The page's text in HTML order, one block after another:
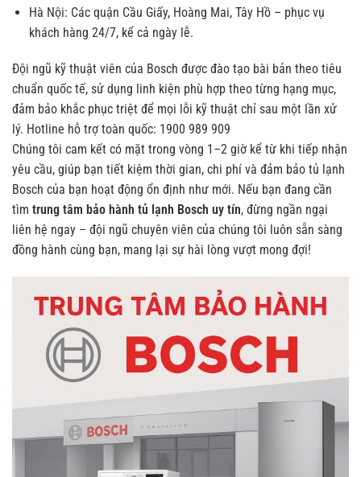
Hà Nội: Các quận Cầu Giấy, Hoàng Mai, Tây Hồ – phục vụ
khách hàng 24/7, kể cả ngày lễ.
Đội ngũ kỹ thuật viên của Bosch được đào tạo bài bản theo tiêu
chuẩn quốc tế, sử dụng linh kiện phù hợp theo từng hạng mục,
đảm bảo khắc phục triệt để mọi lỗi kỹ thuật chỉ sau một lần xử
lý. Hotline hỗ trợ toàn quốc: 1900 989 909
Chúng tôi cam kết có mặt trong vòng 1–2 giờ kể từ khi tiếp nhận
yêu cầu, giúp bạn tiết kiệm thời gian, chi phí và đảm bảo tủ lạnh
Bosch của bạn hoạt động ổn định như mới. Nếu bạn đang cần
tìm trung tâm bảo hành tủ lạnh Bosch uy tín, đừng ngần ngại
liên hệ ngay – đội ngũ chuyên viên của chúng tôi luôn sẵn sàng
đồng hành cùng bạn, mang lại sự hài lòng vượt mong đợi!